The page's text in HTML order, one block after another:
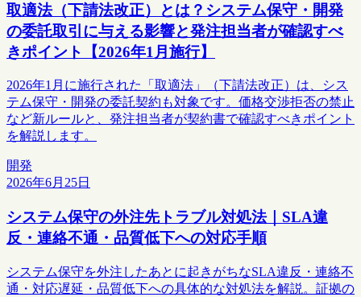
取適法（下請法改正）とは？システム保守・開発
の委託取引に与える影響と発注担当者が確認すべ
きポイント【2026年1月施行】
2026年1月に施行された「取適法」（下請法改正）は、シス
テム保守・開発の委託契約も対象です。価格交渉拒否の禁止
など新ルールと、発注担当者が契約書で確認すべきポイント
を解説します。
開発
2026年6月25日
システム保守の外注先トラブル対処法｜SLA違
反・連絡不通・品質低下への対応手順
システム保守を外注したあとに起きがちなSLA違反・連絡不
通・対応遅延・品質低下への具体的な対処法を解説。証拠の